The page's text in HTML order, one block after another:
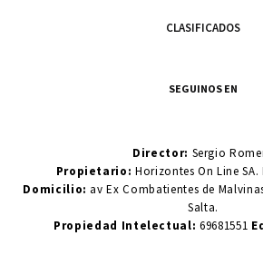
CLASIFICADOS
SEGUINOS EN
Director: Sergio
Propietario:Horizontes On Line
Domicilio: av Ex Combatientes de
Salta.
Propiedad Intelectual: 69681551